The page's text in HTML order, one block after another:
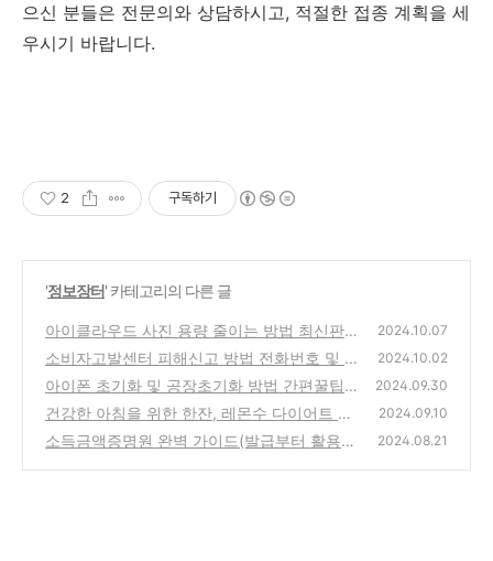
으신 분들은 전문의와 상담하시고, 적절한 접종 계획을 세
우시기 바랍니다.
2 구독하기
'정보장터' 카테고리의 다른 글
아이클라우드 사진 용량 줄이는 방법 최신판
(3)
2024.10.07
소비자고발센터 피해신고 방법 전화번호 및 후
기 총정리
(14)
2024.10.02
아이폰 초기화 및 공장초기화 방법 간편꿀팁
(3)
2024.09.30
건강한 아침을 위한 한잔, 레몬수 다이어트 효
능 및 만들기 총정리
(4)
2024.09.10
소득금액증명원 완벽 가이드(발급부터 활용까
2024.08.21